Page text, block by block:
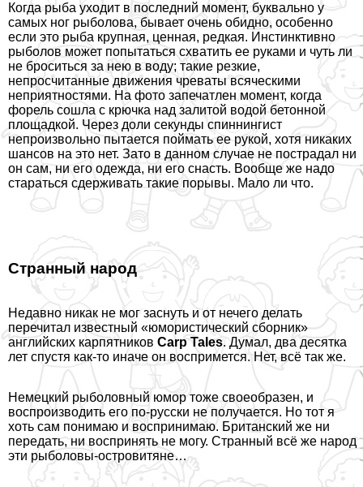
Когда рыба уходит в последний момент, буквально у
самых ног рыболова, бывает очень обидно, особенно
если это рыба крупная, ценная, редкая. Инстинктивно
рыболов может попытаться схватить ее руками и чуть ли
не броситься за нею в воду; такие резкие,
непросчитанные движения чреваты всяческими
неприятностями. На фото запечатлен момент, когда
форель сошла с крючка над залитой водой бетонной
площадкой. Через доли секунды спиннингист
непроизвольно пытается поймать ее рукой, хотя никаких
шансов на это нет. Зато в данном случае не пострадал ни
он сам, ни его одежда, ни его снасть. Вообще же надо
стараться сдерживать такие порывы. Мало ли что.
Странный народ
Недавно никак не мог заснуть и от нечего делать
перечитал известный «юмористический сборник»
английских карпятников Carp Tales. Думал, два десятка
лет спустя как-то иначе он воспримется. Нет, всё так же.
Немецкий рыболовный юмор тоже своеобразен, и
воспроизводить его по-русски не получается. Но тот я
хоть сам понимаю и воспринимаю. Британский же ни
передать, ни воспринять не могу. Странный всё же народ
эти рыболовы-островитяне…